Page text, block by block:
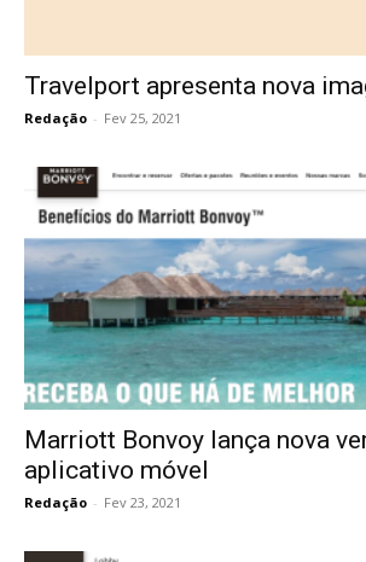
Travelport apresenta nova
Redação - Fev 25, 2021
Marriott Bonvoy lança nova
aplicativo móvel
Redação - Fev 23, 2021